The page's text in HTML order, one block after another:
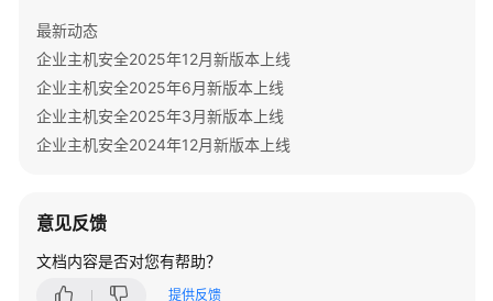
计
费
成
管
计
费
最新动态
企业主机安全2025年12月新版本上线
企业主机安全2025年6月新版本上线
企业主机安全2025年3月新版本上线
企业主机安全2024年12月新版本上线
意见反馈
文档内容是否对您有帮助？
提供反馈